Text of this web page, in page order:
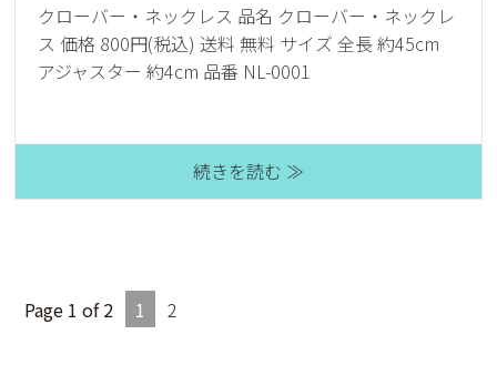
クローバー・ネックレス 品名 クローバー・ネックレ
ス 価格 800円(税込) 送料 無料 サイズ 全長 約45cm
アジャスター 約4cm 品番 NL-0001
続きを読む ≫
Page 1 of 2 1 2